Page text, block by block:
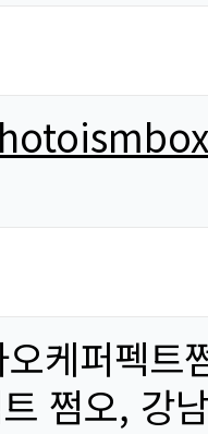
케퍼펙트
쩜오, 강